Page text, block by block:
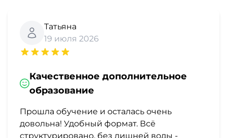
Татьяна
19 июля 2026
Качественное дополнительное
образование
Прошла обучение и осталась очень
довольна! Удобный формат. Всё
структурировано, без лишней воды -